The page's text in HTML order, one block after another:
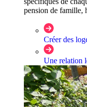
pension de famille,
Créer des
Une relation